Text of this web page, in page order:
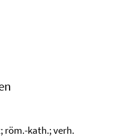
röm.-kath.; verh.